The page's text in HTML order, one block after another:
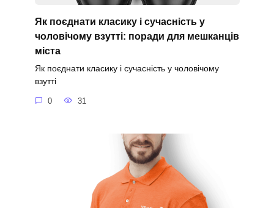
Як поєднати класику і сучасність у
чоловічому взутті: поради для мешканців
міста
Як поєднати класику і сучасність у чоловічому
взутті
0 31